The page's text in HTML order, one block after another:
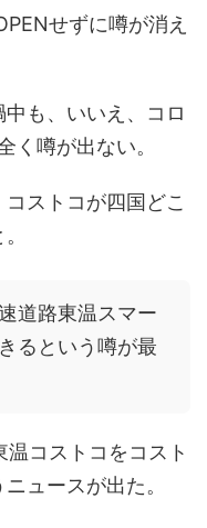
せずに噂が消え
も、いいえ、コロ
く噂が出ない。
ストコが四国どこ
道路東温スマー
るという噂が最
コストコをコスト
ュースが出た。